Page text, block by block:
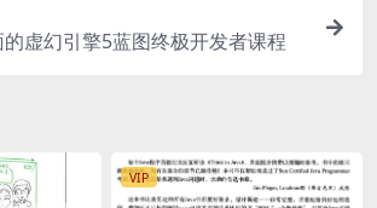
虚幻引擎5蓝图终极开发者课程
VIP